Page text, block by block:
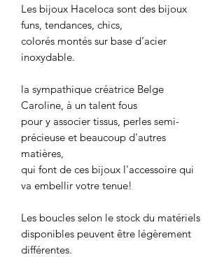
Les bijoux Haceloca sont des bijoux
funs, tendances, chics,
colorés montés sur base d’acier
inoxydable.
la sympathique créatrice Belge
Caroline, à un talent fous
pour y associer tissus, perles semi-
précieuse et beaucoup d'autres
matières,
qui font de ces bijoux l'accessoire qui
va embellir votre tenue!
Les boucles selon le stock du matériels
disponibles peuvent être légèrement
différentes.